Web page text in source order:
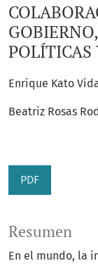
POLÍTICAS
Enrique Kato
Beatriz Rosas
PDF
Resumen
En el mundo, la